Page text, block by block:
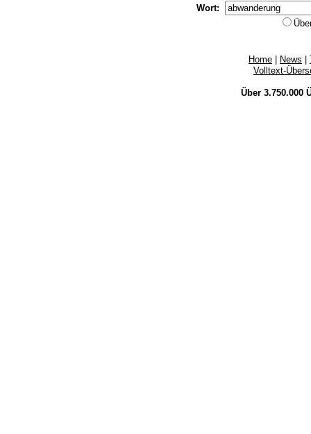
Wort:
Home News
Volltext-
Über 3.750.000